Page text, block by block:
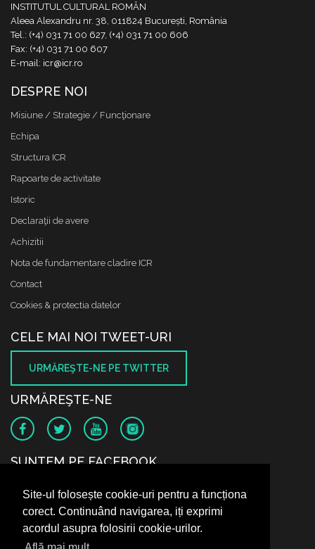
Site-ul folosește cookie-uri pentru a funcționa
corect. Continuând navigarea, iți exprimi
acordul asupra folosirii cookie-urilor.
INSTITUTUL CULTURAL ROMÂN
Aleea Alexandru nr. 38, 011824 București, România
Tel.: (+4) 031 71 00 627, (+4) 031 71 00 606
Fax: (+4) 031 71 00 607
E-mail: icr@icr.ro
DESPRE NOI
Misiune / Strategie / Funcţionare
Echipa
Structura ICR
Rapoarte de activitate
Istoric
Declaraţii de avere
Achizitii
Nota de fundamentare cladire ICR
Contact
Cookies & protectia datelor
CELE MAI NOI TWEET-URI
URMĂREŞTE-NE PE TWITTER
URMĂREŞTE-NE
SUNTEM PE FACEBOOK